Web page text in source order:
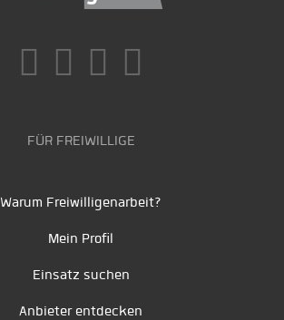
FÜR FREIWILLIGE
Warum Freiwilligenarbeit?
Mein Profil
Einsatz suchen
Anbieter entdecken